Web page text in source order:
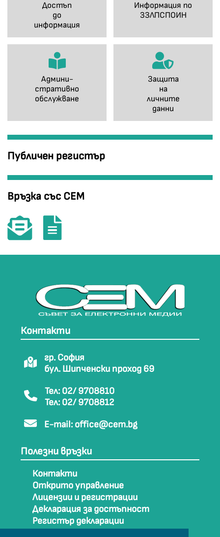
Достъп
до
информация
Информация по
ЗЗЛПСПОИН
Админи-
стративно
обслужване
Защита
на
личните
данни
Публичен регистър
Връзка със СЕМ
Контакти
гр. София
бул. Шипченски проход 69
Тел: 02/ 9708810
Тел: 02/ 9708812
E-mail: office@cem.bg
Полезни връзки
Контакти
Открито управление
Лицензии и регистрации
Декларация за достъпност
Регистър декларации